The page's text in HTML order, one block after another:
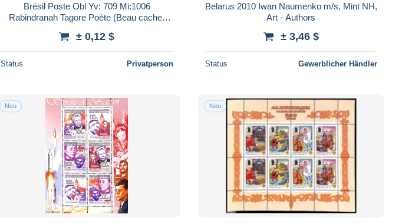
Brésil Poste Obl Yv: 709 Mi:1006
Rabindranah Tagore Poète (Beau cachet
± 0,12 $
Status Privatperson
Belarus 2010 Iwan Naumenko m/s, Mint NH,
Art - Authors
± 3,46 $
Status Gewerblicher Händler
Neu Neu